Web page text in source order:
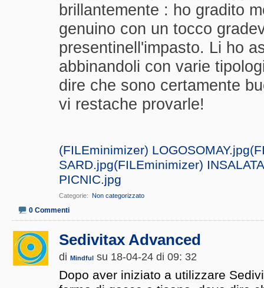
brillantemente : ho gradito
genuino con un tocco
presentinell'impasto. Li ho
abbinandoli con varie
dire che sono certamente
vi restache provarle!
(FILEminimizer) LOGOSOMAY.jpg
SARD.jpg(FILEminimizer)
PICNIC.jpg
Categorie Non categorizzato
0 Commenti
Sedivitax Advanced
di Mindful su 18-04-24 di 09: 32
Dopo aver iniziato a utilizzare